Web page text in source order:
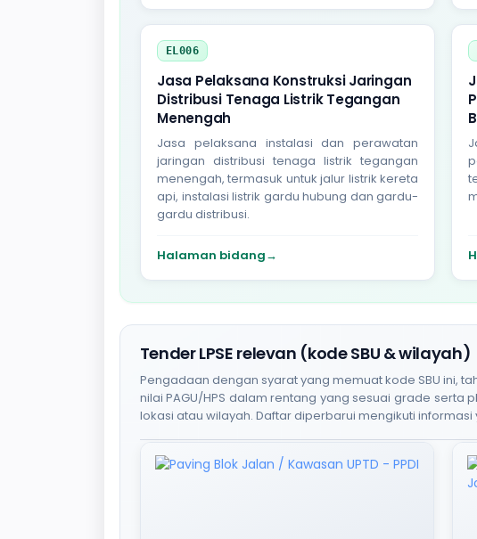
EL006
Jasa Pelaksana Konstruksi Jaringan
Distribusi Tenaga Listrik Tegangan
Menengah
Jasa pelaksana instalasi dan perawatan
jaringan distribusi tenaga listrik tegangan
menengah, termasuk untuk jalur listrik kereta
api, instalasi listrik gardu hubung dan gardu-
gardu distribusi.
Halaman bidang→
Tender LPSE relevan (kode SBU & wilayah)
Pengadaan dengan syarat yang memuat kode SBU ini,
nilai PAGU/HPS dalam rentang yang sesuai grade
lokasi atau wilayah. Daftar diperbarui mengikuti informasi